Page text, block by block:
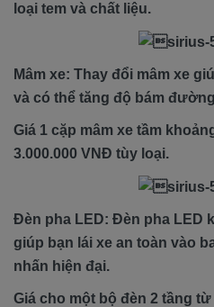
loại tem và chất liệu.
Mâm xe: Thay đổi mâm xe
và có thể tăng độ bám
Giá 1 cặp mâm xe tầm
3.000.000 VNĐ tùy loại.
Đèn pha LED: Đèn pha LED
giúp bạn lái xe an toàn vào
nhấn hiện đại.
Giá cho một bộ đèn 2 tầng từ